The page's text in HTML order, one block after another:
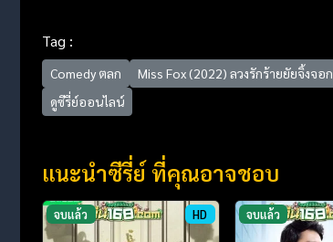
Tag :
Comedy ตลก Miss Fox (2022) ลวงรักร้ายยัยจิ้งจอก
ดูซีรี่ย์ออนไลน์
แนะนำซีรี่ย์ ที่คุณอาจชอบ
จบแล้ว HD จบแล้ว